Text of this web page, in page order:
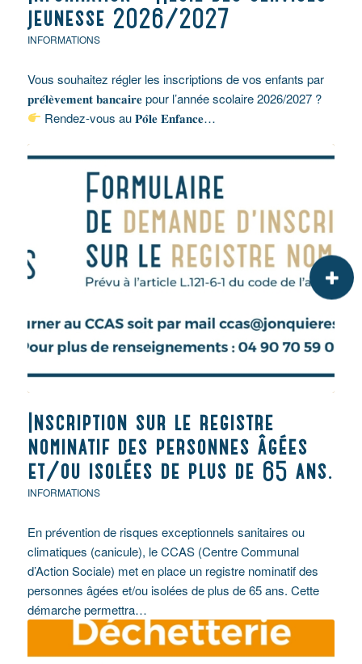
jeunesse 2026/2027
INFORMATIONS
Vous souhaitez régler les inscriptions de vos enfants par
𝐩𝐫𝐞́𝐥𝐞̀𝐯𝐞𝐦𝐞𝐧𝐭 𝐛𝐚𝐧𝐜𝐚𝐢𝐫𝐞 pour l’année scolaire 2026/2027 ?
Rendez-vous au 𝐏𝐨̂𝐥𝐞 𝐄𝐧𝐟𝐚𝐧𝐜𝐞…
Inscription sur le registre
nominatif des personnes âgées
et/ou isolées de plus de 65 ans.
INFORMATIONS
En prévention de risques exceptionnels sanitaires ou
climatiques (canicule), le CCAS (Centre Communal
d’Action Sociale) met en place un registre nominatif des
personnes âgées et/ou isolées de plus de 65 ans. Cette
démarche permettra…